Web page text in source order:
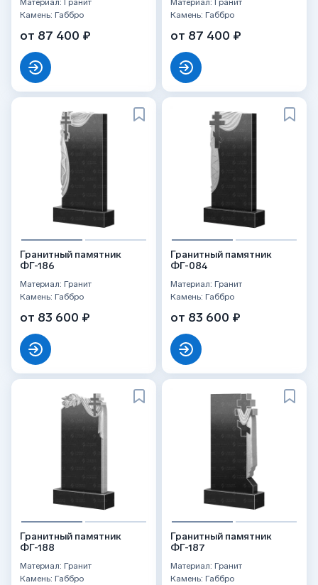
Материал: Гранит
Камень: Габбро
от 87 400 ₽
Материал: Гранит
Камень: Габбро
от 87 400 ₽
Гранитный памятник
ФГ-186
Материал: Гранит
Камень: Габбро
от 83 600 ₽
Гранитный памятник
ФГ-084
Материал: Гранит
Камень: Габбро
от 83 600 ₽
Гранитный памятник
ФГ-188
Материал: Гранит
Камень: Габбро
Гранитный памятник
ФГ-187
Материал: Гранит
Камень: Габбро